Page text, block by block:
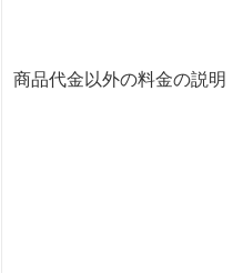
商品代金以外の料金の説明